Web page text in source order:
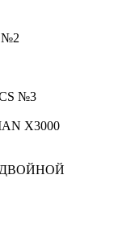
№3
X3000
ДВОЙНОЙ